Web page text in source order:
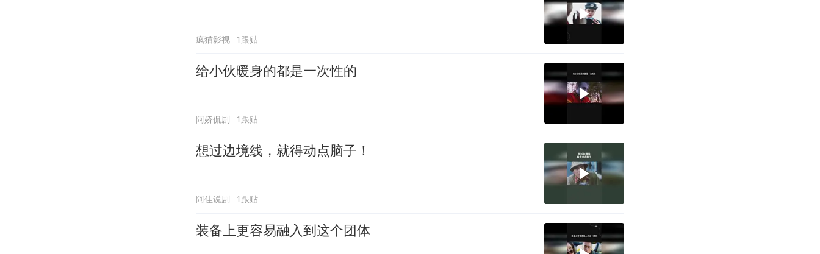
疯猫影视 1跟贴
给小伙暖身的都是一次性的
阿娇侃剧 1跟贴
想过边境线，就得动点脑子！
阿佳说剧 1跟贴
装备上更容易融入到这个团体